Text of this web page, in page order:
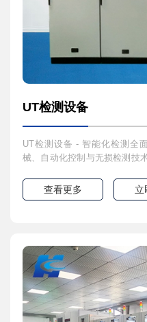
UT检测设备
UT检测设备 - 智能化检测全
械、自动化控制与无损检测技
动化解决方案。系统组成智能
人机交互界面直观易用实时数
查看更多 立